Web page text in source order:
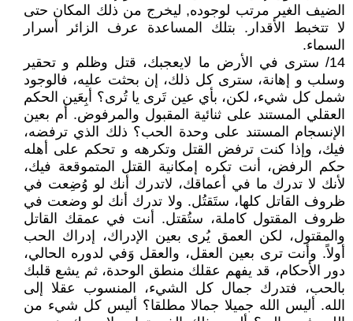
الضيف الغير مرتب لوجوده, ليخرج من ذلك المكان حتى
لا تتخبط الأقدار. بتلك المساعدة عرف الزائر أسرار
السماء.
14/ سترى في الأرض ما لايعجبك، قتل وظلم و تحقير
وسلب و إهانة، سترى كل ذلك، إن بحثت عليه، فالوجود
شمل كل شيء، لكن، بأي عين تَرى يا تُرى؟ أبِعَين الحكم
العقلي المستند على ثنائية المقبول والمرفوض. أم بعين
الإنسجام المستند على وحدة الحب؟ ذلك الذي ترفضه،
فيك، وإذا كنت ترفض القتل وتكرهه و تحكم على أهله
حكم الرفض، أنت تكره إمكانية القتل المتموقعة فيك،
لأنك لا تدرك ما في أعماقك، لاتدرك أنك لو وُضِعت في
ظروف القاتل كلها، ستَقتُل. ولا تدرك أنك لو وضعت في
ظروف المقتول كاملة، ستُقتل. أنت في عمقك القاتل
والمقتول، لكن العمق يُرى بعين الإدراك، إدراك الحب
أولاً. وأنت ترى بعين العقل، والعقل وَفي لدوره الحالي،
دور الأحكام، قد يفهم عقلك منطق الوحدة، ثم يشع قلبك
بالحب، فتدرك جمال كل الشيء، المنسوب عقلا إلى
الله. أليس الله جميلا جمالا مطلقا؟ أليس كل شيء من